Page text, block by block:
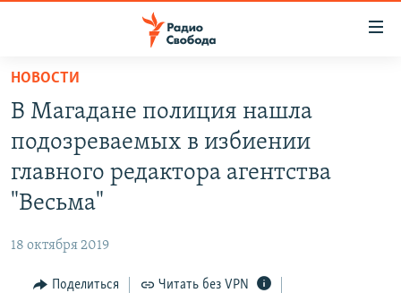
упрощенного
доступа
основному
содержанию
навигации
ПОДКАСТЫ
АВТОРСКИЕ ПРОЕКТЫ
ЦИТАТЫ СВОБОДЫ
КУЛЬТУРА
IDEL.РЕАЛИИ
НОВОСТИ
В Магадане полиция нашла
подозреваемых в избиении
главного редактора агентства
"Весьма"
18 октября 2019
Поделиться Читать без VPN